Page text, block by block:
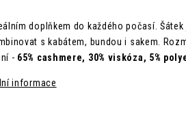
doplňkem do každého počasí.
s kabátem, bundou i sakem.
- 65% cashmere, 30% viskóza, 5%
informace